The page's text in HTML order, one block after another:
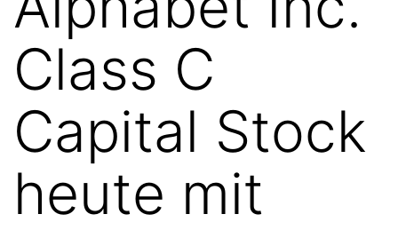
Class C
Capital Stock
heute mit